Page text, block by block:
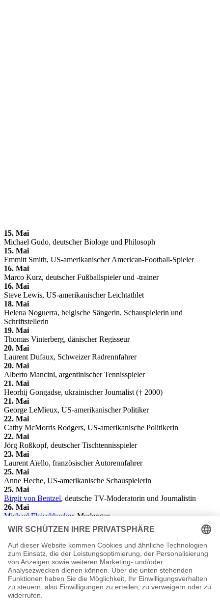
15. Mai
Michael Gudo, deutscher Biologe und Philosoph
15. Mai
Emmitt Smith, US-amerikanischer American-Football-Spieler
16. Mai
Marco Kurz, deutscher Fußballspieler und -trainer
16. Mai
Steve Lewis, US-amerikanischer Leichtathlet
18. Mai
Helena Noguerra, belgische Sängerin, Schauspielerin und
Schriftstellerin
19. Mai
Thomas Vinterberg, dänischer Regisseur
20. Mai
Laurent Dufaux, Schweizer Radrennfahrer
20. Mai
Alberto Mancini, argentinischer Tennisspieler
21. Mai
Heorhij Gongadse, ukrainischer Journalist († 2000)
21. Mai
George LeMieux, US-amerikanischer Politiker
22. Mai
Cathy McMorris Rodgers, US-amerikanische Politikerin
22. Mai
Jörg Roßkopf, deutscher Tischtennisspieler
23. Mai
Laurent Aïello, französischer Autorennfahrer
25. Mai
Anne Heche, US-amerikanische Schauspielerin
25. Mai
Birgit von Bentzel, deutsche TV-Moderatorin und Journalistin
26. Mai
Michael Fleischhacker, Moderator
27. Mai
Gerrit Derkowski, deutscher Journalist und Fernsehmoderator
28. Mai
Werner Amon, österreichischer Politiker
28. Mai
Eric Fish, deutscher Musiker und Sänger von Subway to Sally
30. Mai
Bernd Flessner, deutscher Windsurfer